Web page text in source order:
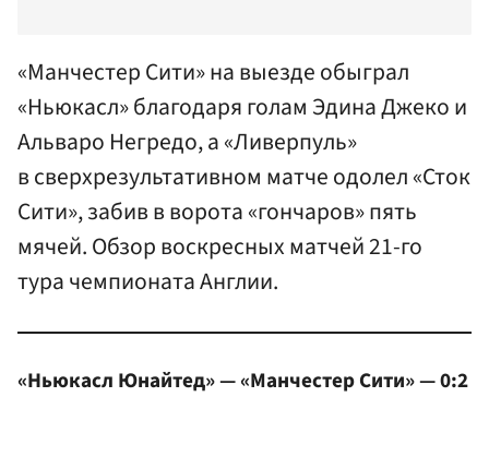
«Манчестер Сити» на выезде обыграл
«Ньюкасл» благодаря голам Эдина Джеко и
Альваро Негредо, а «Ливерпуль»
в сверхрезультативном матче одолел «Сток
Сити», забив в ворота «гончаров» пять
мячей. Обзор воскресных матчей 21-го
тура чемпионата Англии.
«Ньюкасл Юнайтед» — «Манчестер Сити» — 0:2